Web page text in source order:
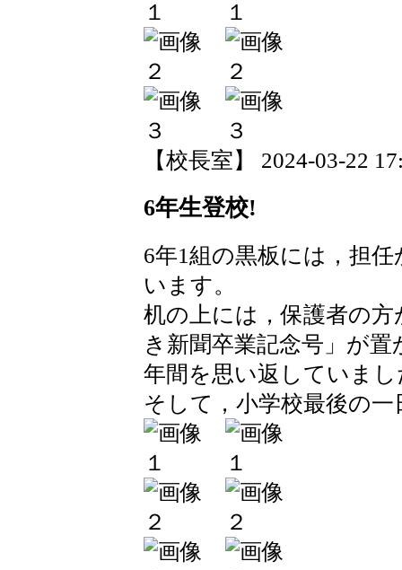
【校長室】 2024-03-22
6年生登校!
6年1組の黒板には，担
います。
机の上には，保護者の
き新聞卒業記念号」が
年間を思い返していまし
そして，小学校最後の